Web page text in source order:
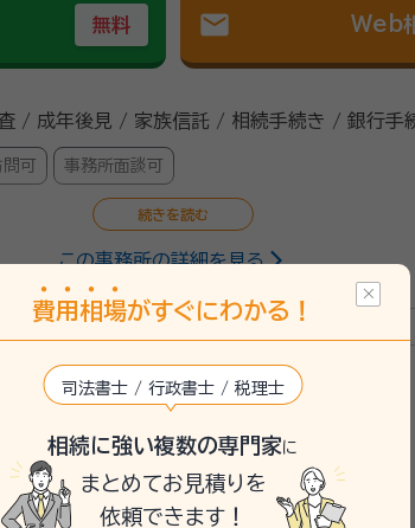
無料 mail Web
/ 成年後見 / 家族信託 / 相続手続き / 銀行手
可 事務所面談可
の広告会社勤務を経て独立。 株式会社エヌズファクト
の整備・強化など幅広く企業の支援に取り組む。 2012
ました。高齢の父にもとても分かりやすいご説明でした。
この事務所の詳細を見る
費用 相場がすぐにわかる！
司法書士 / 行政書士 / 税理士
相続に強い複数の専門家に
まとめてお見積りを
依頼できます！